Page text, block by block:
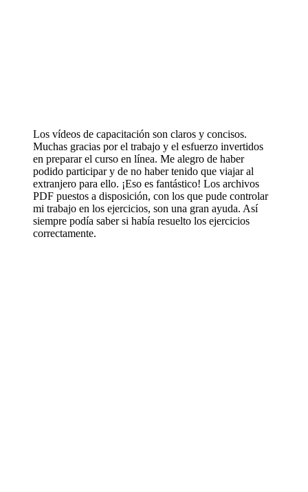
Los vídeos de capacitación son claros y concisos.
Muchas gracias por el trabajo y el esfuerzo invertidos
en preparar el curso en línea. Me alegro de haber
podido participar y de no haber tenido que viajar al
extranjero para ello. ¡Eso es fantástico! Los archivos
PDF puestos a disposición, con los que pude controlar
mi trabajo en los ejercicios, son una gran ayuda. Así
siempre podía saber si había resuelto los ejercicios
correctamente.